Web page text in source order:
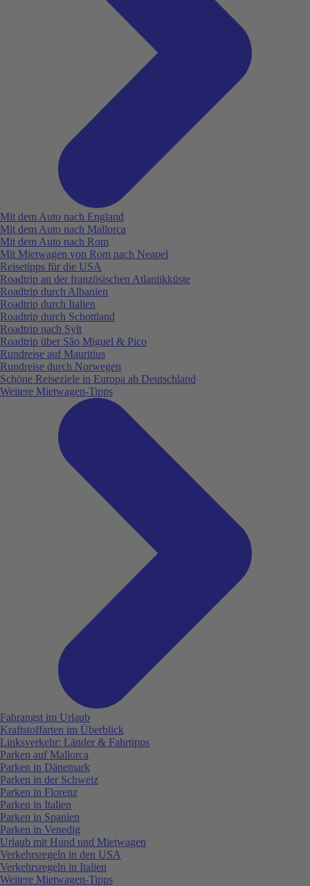
Mit dem Auto nach England
Mit dem Auto nach Mallorca
Mit dem Auto nach Rom
Mit Mietwagen von Rom nach Neapel
Reisetipps für die USA
Roadtrip an der französischen Atlantikküste
Roadtrip durch Albanien
Roadtrip durch Italien
Roadtrip durch Schottland
Roadtrip nach Sylt
Roadtrip über São Miguel & Pico
Rundreise auf Mauritius
Rundreise durch Norwegen
Schöne Reiseziele in Europa ab Deutschland
Weitere Mietwagen-Tipps
Fahrangst im Urlaub
Kraftstoffarten im Überblick
Linksverkehr: Länder & Fahrtipps
Parken auf Mallorca
Parken in Dänemark
Parken in der Schweiz
Parken in Florenz
Parken in Italien
Parken in Spanien
Parken in Venedig
Urlaub mit Hund und Mietwagen
Verkehrsregeln in den USA
Verkehrsregeln in Italien
Weitere Mietwagen-Tipps